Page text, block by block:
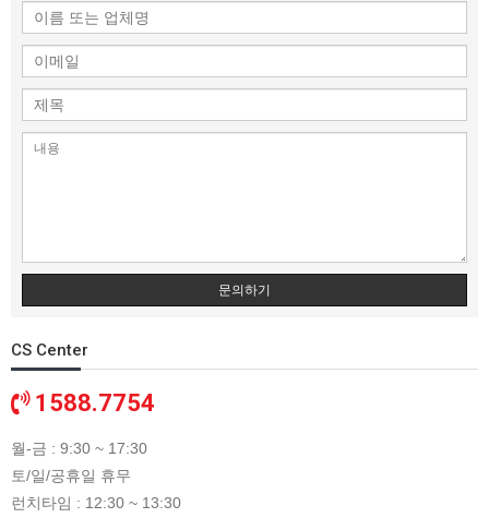
문의하기
CS Center
1588.7754
월-금 : 9:30 ~ 17:30
토/일/공휴일 휴무
런치타임 : 12:30 ~ 13:30